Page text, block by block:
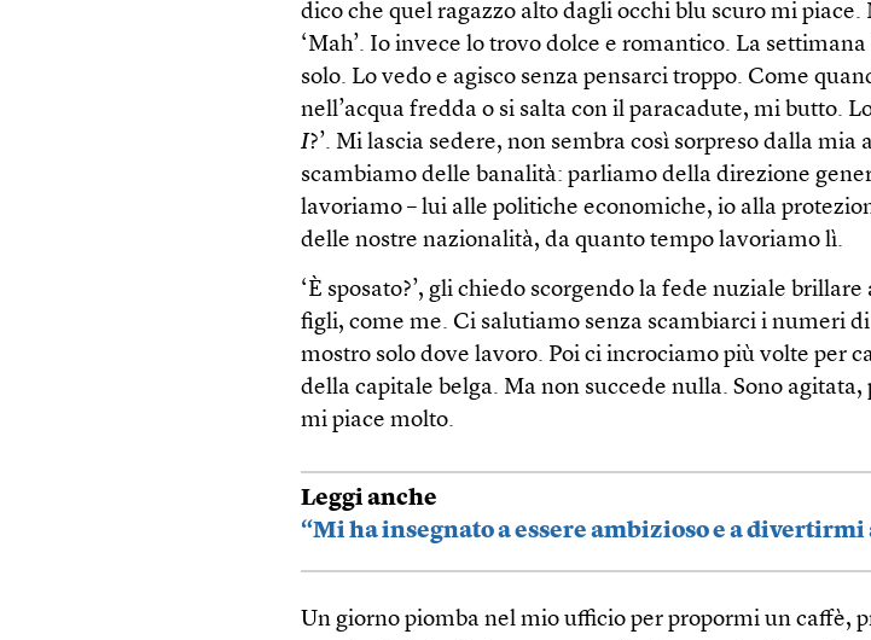
dico che quel ragazzo alto dagli occhi blu scuro mi piace.
‘Mah’. Io invece lo trovo dolce e romantico. La
solo. Lo vedo e agisco senza pensarci troppo. Come
nell’acqua fredda o si salta con il paracadute, mi butto.
I?’. Mi lascia sedere, non sembra così sorpreso dalla mia
scambiamo delle banalità: parliamo della direzione
lavoriamo – lui alle politiche economiche, io alla
delle nostre nazionalità, da quanto tempo lavoriamo lì.
‘È sposato?’, gli chiedo scorgendo la fede nuziale brillare
figli, come me. Ci salutiamo senza scambiarci i numeri
mostro solo dove lavoro. Poi ci incrociamo più volte per
della capitale belga. Ma non succede nulla. Sono agitata,
mi piace molto.
Leggi anche
“Mi ha insegnato a essere ambizioso e a divertirmi
Un giorno piomba nel mio ufficio per propormi un caffè,